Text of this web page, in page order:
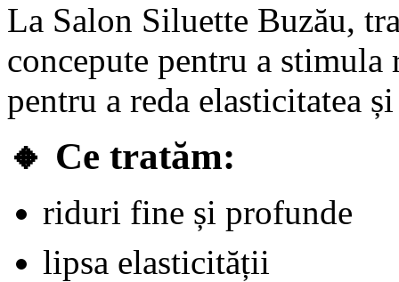
La Salon Siluette Buzău,
concepute pentru a
pentru a reda elasticitatea
🔸 Ce tratăm:
riduri fine și profunde
lipsa elasticității